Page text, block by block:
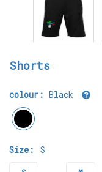
Shorts
colour: Black
Size: S